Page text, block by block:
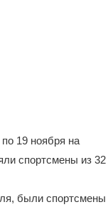
19 ноября на
спортсмены из 32
были спортсмены